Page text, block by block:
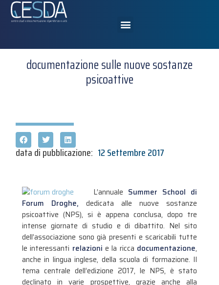
documentazione sulle nuove sostanze
psicoattive
data di pubblicazione: 12 Settembre 2017
L’annuale Summer School di
Forum Droghe, dedicata alle nuove sostanze
psicoattive (NPS), si è appena conclusa, dopo tre
intense giornate di studio e di dibattito. Nel sito
dell’associazione sono già presenti e scaricabili tutte
le interessanti relazioni e la ricca documentazione,
anche in lingua inglese, della scuola di formazione. Il
tema centrale dell’edizione 2017, le NPS, è stato
declinato in varie prospettive, grazie anche alla